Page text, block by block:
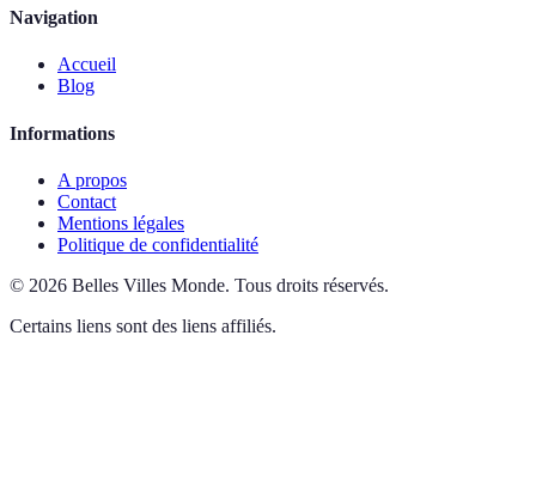
Navigation
Accueil
Blog
Informations
A propos
Contact
Mentions légales
Politique de confidentialité
© 2026 Belles Villes Monde. Tous droits réservés.
Certains liens sont des liens affiliés.